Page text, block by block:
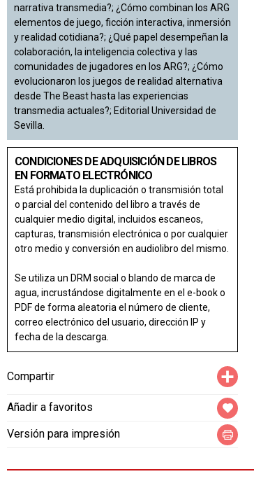
narrativa transmedia?; ¿Cómo combinan los ARG
elementos de juego, ficción interactiva, inmersión
y realidad cotidiana?; ¿Qué papel desempeñan la
colaboración, la inteligencia colectiva y las
comunidades de jugadores en los ARG?; ¿Cómo
evolucionaron los juegos de realidad alternativa
desde The Beast hasta las experiencias
transmedia actuales?; Editorial Universidad de
Sevilla.
CONDICIONES DE ADQUISICIÓN DE LIBROS
EN FORMATO ELECTRÓNICO
Está prohibida la duplicación o transmisión total
o parcial del contenido del libro a través de
cualquier medio digital, incluidos escaneos,
capturas, transmisión electrónica o por cualquier
otro medio y conversión en audiolibro del mismo.
Se utiliza un DRM social o blando de marca de
agua, incrustándose digitalmente en el e-book o
PDF de forma aleatoria el número de cliente,
correo electrónico del usuario, dirección IP y
fecha de la descarga.
Compartir
Añadir a favoritos
Versión para impresión